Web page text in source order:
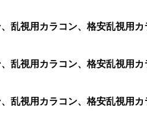
乱視用カラコン、格安乱視用
乱視用カラコン、格安乱視用
乱視用カラコン、格安乱視用